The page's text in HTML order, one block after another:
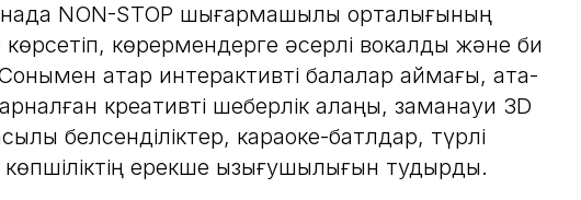
NON-STOP шығармашылық орталығының
көрермендерге әсерлі вокалдық және би
қатар интерактивті балалар аймағы, ата-
креативті шеберлік алаңы, заманауи 3D
белсенділіктер, караоке-батлдар, түрлі
ерекше қызығушылығын тудырды.